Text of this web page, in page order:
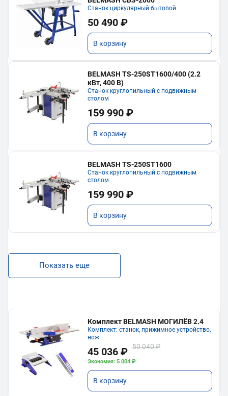
Станок циркулярный бытовой
50 490 ₽
В корзину
BELMASH TS-250ST1600/400 (2.2
кВт, 400 В)
Станок круглопильный с подвижным
столом
159 990 ₽
В корзину
BELMASH TS-250ST1600
Станок круглопильный с подвижным
столом
159 990 ₽
В корзину
Показать еще
Комплект BELMASH МОГИЛЁВ 2.4
Комплект: станок, прижимное устройство,
нож
45 036 ₽ 50 040 ₽
Экономия: 5 004 ₽
В корзину